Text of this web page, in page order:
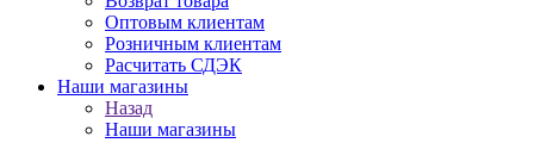
Оптовым клиентам
Розничным клиентам
Расчитать СДЭК
Наши магазины
Назад
Наши магазины